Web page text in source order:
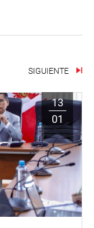
SIGUIENTE
13
01